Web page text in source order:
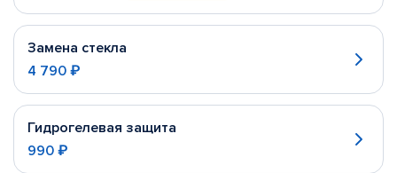
Замена стекла
4 790 ₽
Гидрогелевая защита
990 ₽